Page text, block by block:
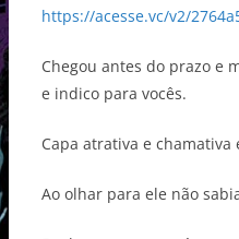
https://acesse.vc/v2/
Chegou antes do prazo e
e indico para vocês.
Capa atrativa e
Ao olhar para ele não